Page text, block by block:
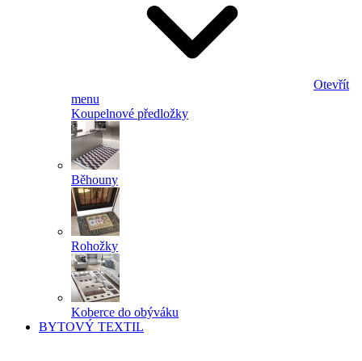
Otevřít
menu
Koupelnové předložky
Běhouny
Rohožky
Koberce do obýváku
BYTOVÝ TEXTIL